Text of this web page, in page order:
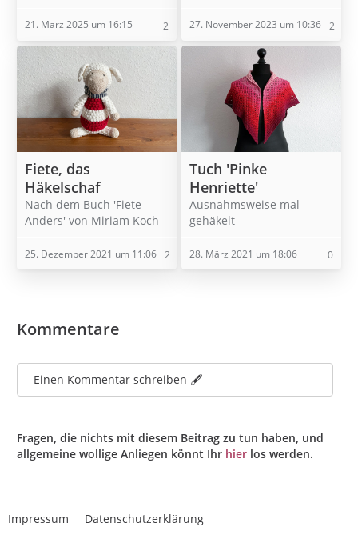
21. März 2025 um 16:15 2 27. November 2023 um 10:36 2
Fiete, das
Häkelschaf
Nach dem Buch 'Fiete
Anders' von Miriam Koch
25. Dezember 2021 um 11:06 2
Tuch 'Pinke
Henriette'
Ausnahmsweise mal
gehäkelt
28. März 2021 um 18:06 0
Kommentare
Einen Kommentar schreiben 🖋️
Fragen, die nichts mit diesem Beitrag zu tun haben, und
allgemeine wollige Anliegen könnt Ihr hier los werden.
Impressum Datenschutzerklärung